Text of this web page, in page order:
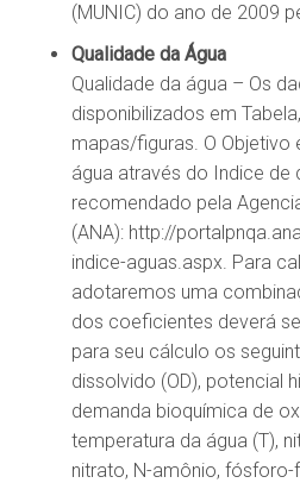
(MUNIC) do ano de 2009
Qualidade da Água
Qualidade da água – Os
disponibilizados em
mapas/figuras. O Objetivo
água através do Indice de
recomendado pela
(ANA): http://
indice-aguas.aspx. Para
adotaremos uma
dos coeficientes deverá
para seu cálculo os
dissolvido (OD), potencial
demanda bioquímica de
temperatura da água (T),
nitrato, N-amônio,